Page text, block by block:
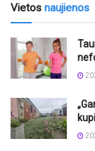
Vietos naujienos